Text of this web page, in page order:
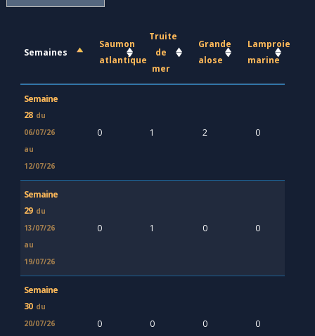
Semaines
Saumon
atlantique
Truite
de
mer
Grande
alose
Lamproie
marine
Semaine
28 du
06/07/26
au
12/07/26
0 1 2 0
Semaine
29 du
13/07/26
au
19/07/26
0 1 0 0
Semaine
30 du
20/07/26
0 0 0 0